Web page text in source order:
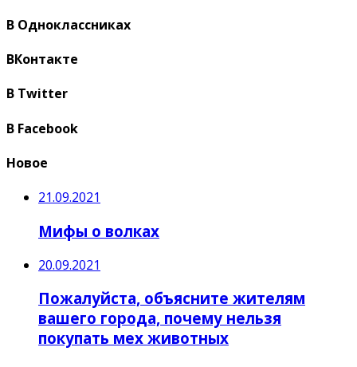
В Одноклассниках
ВКонтакте
В Twitter
В Facebook
Новое
21.09.2021
Мифы о волках
20.09.2021
Пожалуйста, объясните жителям
вашего города, почему нельзя
покупать мех животных